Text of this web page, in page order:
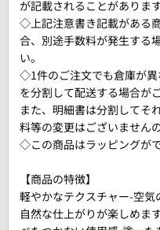
が記載されることがあります
◇上記注意書き記載がある
合、別途手数料が発生する
い。
◇1件のご注文でも倉庫が
を分割して配送する場合が
また、明細書は分割してそ
料等の変更はございません
◇この商品はラッピングがで
【商品の特徴】
軽やかなテクスチャー-空
自然な仕上がりが楽しめます